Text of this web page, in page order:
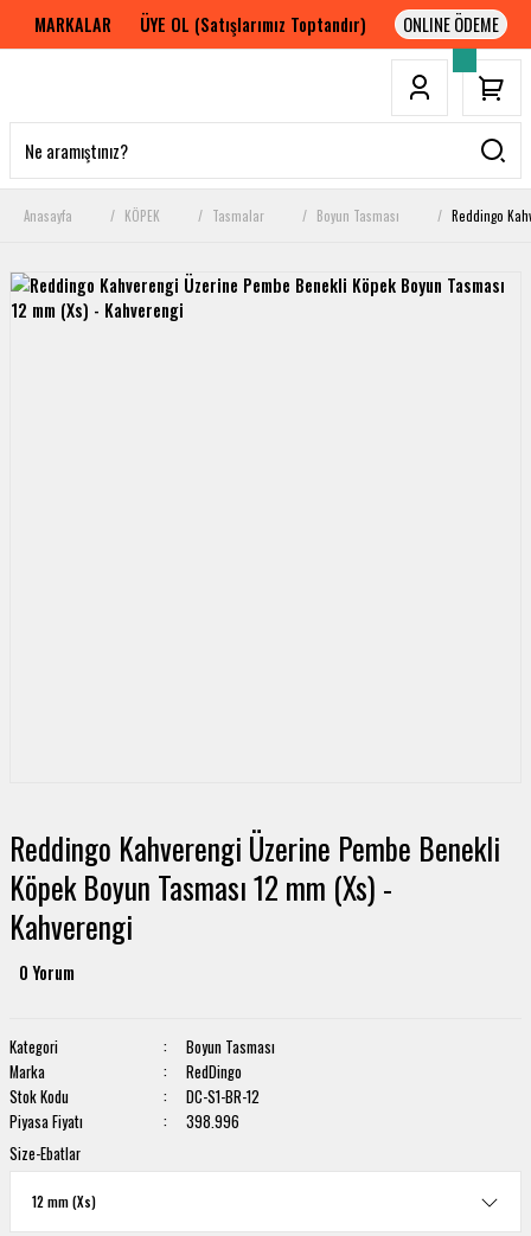
MARKALAR ÜYE OL (Satışlarımız Toptandır)
Anasayfa KÖPEK Tasmalar Boyun Tasması Reddingo
Reddingo Kahverengi Üzerine Pembe Benekli
Köpek Boyun Tasması 12 mm (Xs) -
Kahverengi
0 Yorum
Kategori
Boyun Tasması
Marka
RedDingo
Stok Kodu
DC-S1-BR-12
Piyasa Fiyatı
398.996
Size-Ebatlar